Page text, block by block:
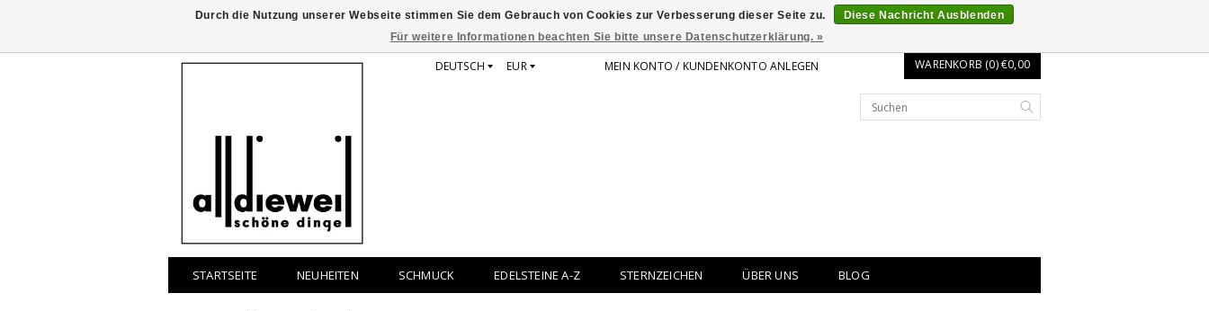
DEUTSCH EUR MEIN KONTO / KUNDENKONTO ANLEGEN WARENKORB (0) €0,00
STARTSEITE NEUHEITEN SCHMUCK EDELSTEINE A-Z STERNZEICHEN ÜBER UNS BLOG
Durch die Nutzung unserer Webseite stimmen Sie dem Gebrauch von Cookies zur Verbesserung dieser Seite zu.
Diese Nachricht Ausblenden
Für weitere Informationen beachten Sie bitte unsere Datenschutzerklärung. »